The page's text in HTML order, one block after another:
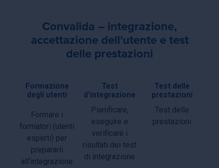
Convalida – integrazione,
accettazione dell'utente e test
delle prestazioni
Formazione
degli utenti
Formare i
formatori (utenti
esperti) per
prepararli
all'integrazione
Test
d'integrazione
Pianificare,
eseguire e
verificare i
risultati dei test
di integrazione
Test delle
prestazioni
Test delle
prestazioni